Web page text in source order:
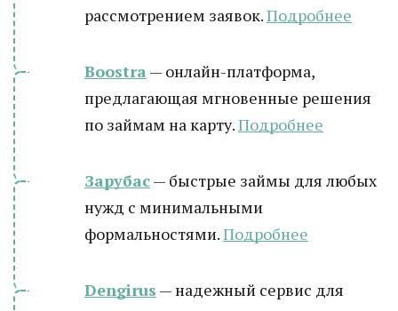
рассмотрением заявок.Подробнее
Boostra — онлайн-платформа,
предлагающая мгновенные решения
по займам на карту.Подробнее
Зарубас— быстрые займы для любых
нужд с минимальными
формальностями.Подробнее
Dengirus — надежный сервис для